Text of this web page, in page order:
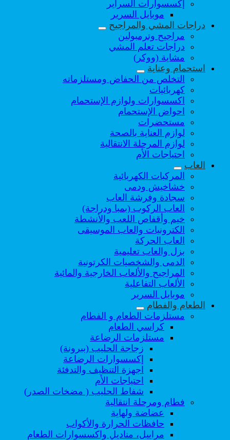
إكسسوارات السراير
موبايل السرير
دراجات المشي والمراجيح
مراجيح وترمبولين
دراجات تعلم المشي
مشاية (ووكر)
استحمام وعناية
التخلص من الحفاض ومستلزماته
كهربائيات
اكسسوارات ولوازم الإستحمام
احواض الإستحمام
مستحضرات
لوازم العناية بالصحة
لوازم المرحلة الانتقالية
احتياجات الأم
العاب
المركبات الكهربائية
خشاخيش ودمى
سجادة وفرشة العاب
العاب الركوب (بمبا ودراجة)
خيم وأقفاص اللعب والأنشطة
الكترونيات والعاب الموسيقى
العاب الحركة
بزل والعاب تعليمية
الدمى والشخصيات الكرتونية
المراجيح والألعاب الخارجية والمائية
الألعاب التفاعلية
موبايل السرير
الطعام والفطام
مستلزمات الطعام و الفطام
كراسي الطعام
مستلزمات الرضاعة
زجاجة الحليب (ببرونة)
إكسسوارات الرضاعة
اجهزة التنظيف والتدفئة
احتياجات الأم
شفاط الحليب ( مضخات الصدر)
فطام ومرحلة انتقالية
عضاضة ولهاية
حافظات الحرارة والأكواب
مراييل، مناديل واكسسوارات الطعام